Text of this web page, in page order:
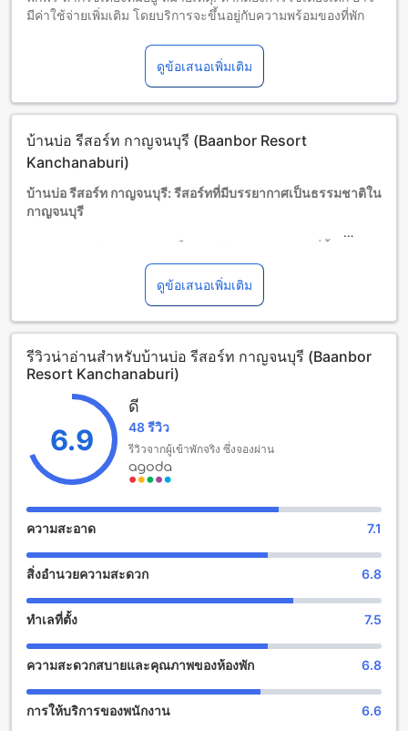
มีค่าใช้จ่ายเพิ่มเติม โดยบริการจะขึ้นอยู่กับความพร้อมของที่พัก
ผู้เข้าพักอายุ 4 ปีขึ้นไปถือเป็นผู้ใหญ่
บริการเตียงเสริมขึ้นอยู่กับประเภทห้องที่เลือก กรุณาตรวจสอบ
จำนวนผู้เข้าพักที่กำหนดในแต่ละห้องสำหรับข้อมูลเพิ่มเติม
นโยบายที่แตกต่างหรือเงื่อนไขเพิ่มเติม
ดูข้อเสนอเพิ่มเติม
บ้านบ่อ รีสอร์ท กาญจนบุรี (Baanbor Resort
Kanchanaburi)
บ้านบ่อ รีสอร์ท กาญจนบุรี: รีสอร์ทที่มีบรรยากาศเป็นธรรมชาติใน
กาญจนบุรี
เมืองกาญจนบุรี ในประเทศไทย รีสอร์ทนี้มีบรรยากาศที่เงียบสงบ
และเป็นธรรมชาติที่สวยงามอย่างแท้จริง
รีสอร์ทนี้มีจำนวนห้องพักทั้งหมด 25 ห้อง ที่สร้างขึ้นในปี 2012
และตั้งอยู่ห่างจากใจกลางเมืองเพียง 1.00 ไมล์เท่านั้น ทำให้ผู้เข้า
พักสามารถเดินทางไปยังสถานที่ต่างๆในเมืองได้อย่างสะดวก
สบาย
เวลาเช็คอินของโรงแรมนี้เริ่มต้นตั้งแต่เวลา 02:00 นาฬิกาหลัง
เที่ยง และเวลาเช็คเอาท์คือก่อนเวลา 12:00 นาฬิกาเที่ยง โรงแรม
นี้ไม่อนุญาตให้เด็กพักโดยไม่เสียค่าใช้จ่าย อาจมีการเรียกเก็บค่า
ใช้จ่ายเพิ่มเติมได้
สนุกสนานกับสิ่งอำนวยความสะดวกในบ้านบ่อ รีสอร์ท กาญจนบุรี
สนุกสนานและผ่อนคลายอย่างเต็มที่ ที่นี่คุณสามารถเพลิดเพลินกับ
กันเอง นอกจากนี้ยังมีซาวน่าที่พร้อมให้บริการเพื่อให้คุณได้ผ่อน
คลายและปลดปล่อยความเครียด นอกจากนี้ยังมีสวนที่สวยงามที่
เต็มที่
สิ่งอำนวยความสะดวกสำหรับกีฬาและการออกกำลังกายที่ บ้านบ่อ
รีสอร์ท กาญจนบุรี
บ้านบ่อ รีสอร์ท กาญจนบุรี มีสิ่งอำนวยความสะดวกสำหรับกีฬา
ดูข้อเสนอเพิ่มเติม
รีวิวน่าอ่านสำหรับบ้านบ่อ รีสอร์ท กาญจนบุรี (Baanbor
Resort Kanchanaburi)
6.9
ดี
48 รีวิว
รีวิวจากผู้เข้าพักจริง ซึ่งจองผ่าน
ความสะอาด 7.1
สิ่งอำนวยความสะดวก 6.8
ทำเลที่ตั้ง 7.5
ความสะดวกสบายและคุณภาพของห้องพัก 6.8
การให้บริการของพนักงาน 6.6